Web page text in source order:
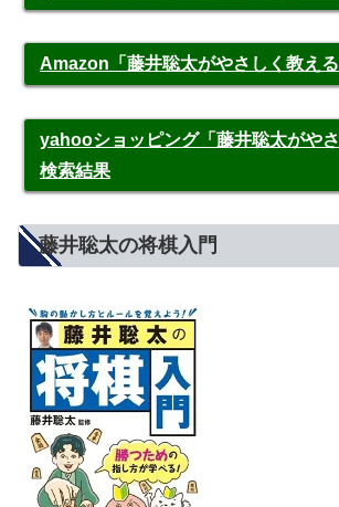
Amazon「藤井聡太がやさしく教え
yahooショッピング「藤井聡太がやさ
検索結果
藤井聡太の将棋入門